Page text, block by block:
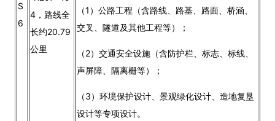
S
6
4，路线全
长约20.79
公里
（1）公路工程（含路线、路基、路面、桥涵、
交叉、隧道及其他工程等）；
（2）交通安全设施（含防护栏、标志、标线、
声屏障、隔离栅等）；
（3）环境保护设计、景观绿化设计、造地复垦
设计等专项设计。